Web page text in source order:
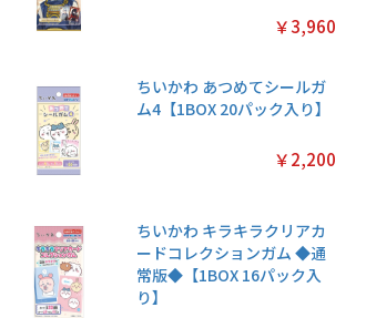
￥3,960
ちいかわ あつめてシールガ
ム4【1BOX 20パック入り】
￥2,200
ちいかわ キラキラクリアカ
ードコレクションガム ◆通
常版◆【1BOX 16パック入
り】